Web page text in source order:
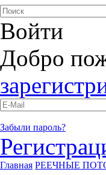
Войти
Добро
Забыли пароль?
Главная РЕЕЧНЫЕ